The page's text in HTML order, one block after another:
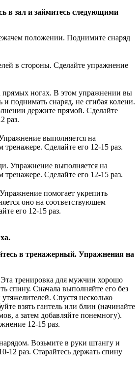
в зал и займитесь следующими
положении. Поднимите снаряд
в стороны. Сделайте упражнение
прямых ногах. В этом упражнении вы
и поднимать снаряд, не сгибая колени.
держите прямой. Сделайте
раз.
выполняется на
тренажере. Сделайте его 12-15 раз.
Упражнение выполняется на
тренажере. Сделайте его 12-15 раз.
помогает укрепить
оно на соответствующем
его 12-15 раз.
в тренажерный. Упражнения на
Эта тренировка для мужчин хорошо
спину. Сначала выполняйте его без
Спустя несколько
взять гантель или блин (начинайте
а затем добавляйте понемногу).
12-15 раз.
Возьмите в руки штангу и
12 раз. Старайтесь держать спину